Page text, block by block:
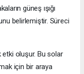
güneş ışığı
belirlemiştir. Süreci
oluşur. Bu solar
için bir araya